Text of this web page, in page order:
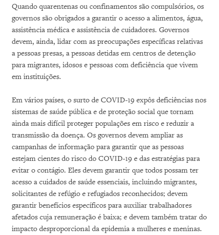
Quando quarentenas ou confinamentos são compulsórios, os
governos são obrigados a garantir o acesso a alimentos, água,
assistência médica e assistência de cuidadores. Governos
devem, ainda, lidar com as preocupações específicas relativas
a pessoas presas, a pessoas detidas em centros de detenção
para migrantes, idosos e pessoas com deficiência que vivem
em instituições.
Em vários países, o surto de COVID-19 expôs deficiências nos
sistemas de saúde pública e de proteção social que tornam
ainda mais difícil proteger populações em risco e reduzir a
transmissão da doença. Os governos devem ampliar as
campanhas de informação para garantir que as pessoas
estejam cientes do risco do COVID-19 e das estratégias para
evitar o contágio. Eles devem garantir que todos possam ter
acesso a cuidados de saúde essenciais, incluindo migrantes,
solicitantes de refúgio e refugiados reconhecidos; devem
garantir benefícios específicos para auxiliar trabalhadores
afetados cuja remuneração é baixa; e devem também tratar do
impacto desproporcional da epidemia a mulheres e meninas.